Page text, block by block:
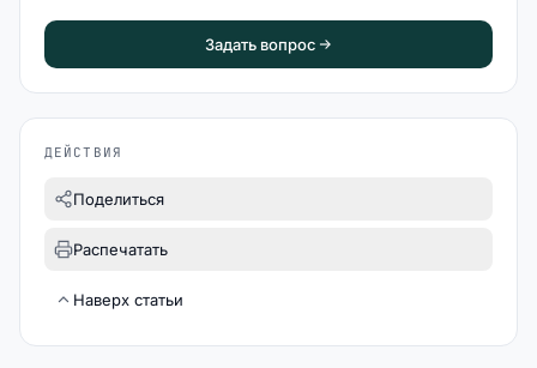
Задать вопрос
ДЕЙСТВИЯ
Поделиться
Распечатать
Наверх статьи